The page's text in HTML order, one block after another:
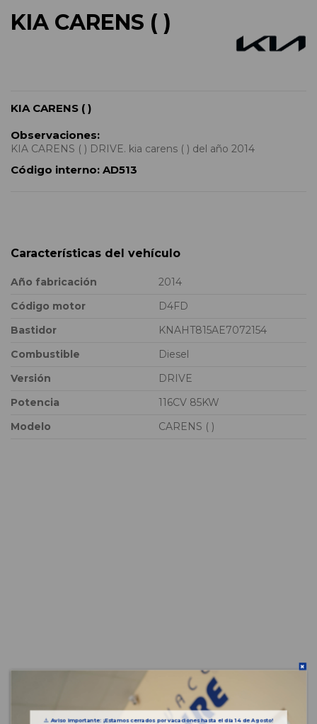
KIA CARENS ( )
KIA CARENS ( )
Observaciones:
KIA CARENS ( ) DRIVE. kia carens ( ) del año 2014
Código interno: AD513
Características del vehículo
Año fabricación
2014
Código motor
D4FD
Bastidor
KNAHT815AE7072154
Combustible
Diesel
Versión
DRIVE
Potencia
116CV 85KW
Modelo
CARENS ( )
⚠️ Aviso importante: ¡Estamos cerrados por vacaciones hasta el día 14 de Agosto!